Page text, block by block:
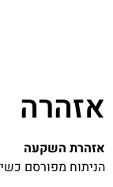
אזהרה
אזהרת השקעה
הניתוח מפורסם